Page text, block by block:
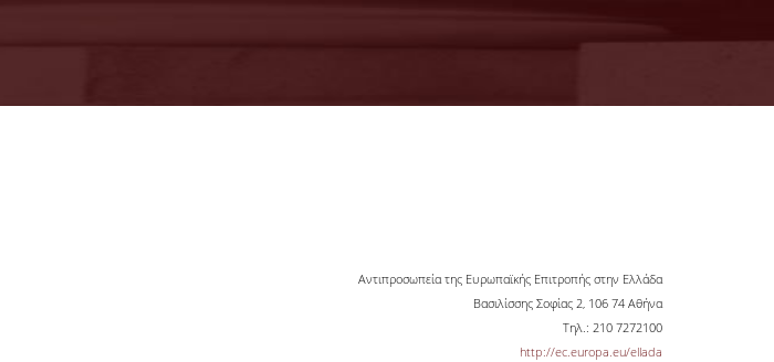
Αντιπροσωπεία της Ευρωπαϊκής Επιτροπής στην Ελλάδα
Βασιλίσσης Σοφίας 2, 106 74 Αθήνα
Τηλ.: 210 7272100
http://ec.europa.eu/ellada